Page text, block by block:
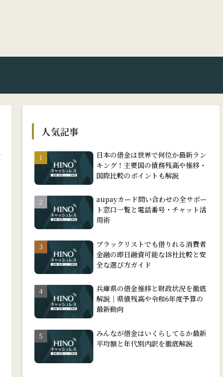
人気記事
日本の借金は世界で何位か最新ラン
キング！主要国の債務残高や推移・
国際比較のポイントも解説
aupayカード問い合わせの全サポー
ト窓口一覧と電話番号・チャット活
用術
ブラックリストでも借りれる消費者
金融の即日融資可能な18社比較と安
全な選び方ガイド
兵庫県の借金推移と財政状況を徹底
解説｜県債残高や令和6年度予算の
最新動向
みんなが借金はいくらしてるか最新
平均額と年代別内訳を徹底解説